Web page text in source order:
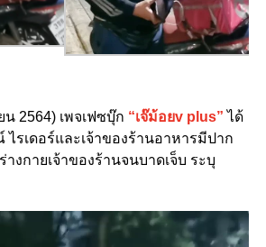
2564) เพจเฟซบุ๊ก “เจ๊ม้อยv plus” ได้
รเดอร์และเจ้าของร้านอาหารมีปาก
างกายเจ้าของร้านจนบาดเจ็บ ระบุ